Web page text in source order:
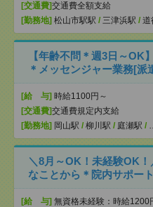
[交通費]交通費全額支給
[勤務地] 松山市駅駅 / 三津浜駅 / 道
【年齢不問＊週3日～OK
＊メッセンジャー業務[派
[給 与] 時給1100円～
[交通費]交通費規定内支給
[勤務地] 岡山駅 / 柳川駅 / 庭瀬駅 /
＼8月～OK！未経験OK
なことから＊院内サポー
[給 与] 無資格未経験：時給